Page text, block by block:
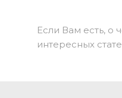
Если Вам есть, о
интересных